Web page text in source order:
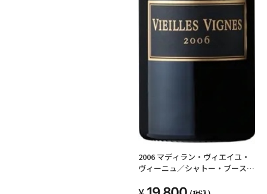
2006 マディラン・ヴィエイユ・
ヴィーニュ／シャトー・ブースカ
モン